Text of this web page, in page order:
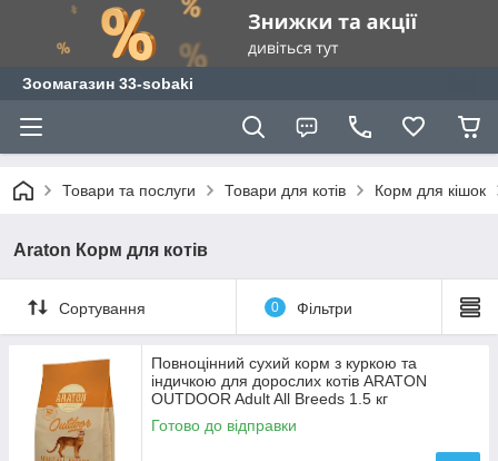
Зоомагазин 33-sobaki
Товари та послуги Товари для котів Корм для кішок
Araton Корм для котів
Сортування 0 Фільтри
Повноцінний сухий корм з куркою та
індичкою для дорослих котів ARATON
OUTDOOR Adult All Breeds 1.5 кг
Готово до відправки